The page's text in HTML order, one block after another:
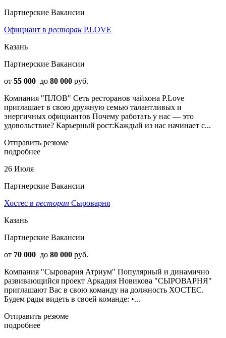
Партнерские Вакансии
Официант в ресторан P.LOVE
Казань
Партнерские Вакансии
от 55 000 до 80 000 руб.
Компания "ПЛОВ" Сеть ресторанов чайхона P.Love
приглашает в свою дружную семью талантливых и
энергичных официантов Почему работать у нас — это
удовольствие? Карьерный рост:Каждый из нас начинает с...
Отправить резюме
подробнее
26 Июля
Партнерские Вакансии
Хостес в ресторан Сыроварня
Казань
Партнерские Вакансии
от 70 000 до 80 000 руб.
Компания "Сыроварня Атриум" Популярный и динамично
развивающийся проект Аркадия Новикова "СЫРОВАРНЯ"
приглашают Вас в свою команду на должность ХОСТЕС.
Будем рады видеть в своей команде: •...
Отправить резюме
подробнее